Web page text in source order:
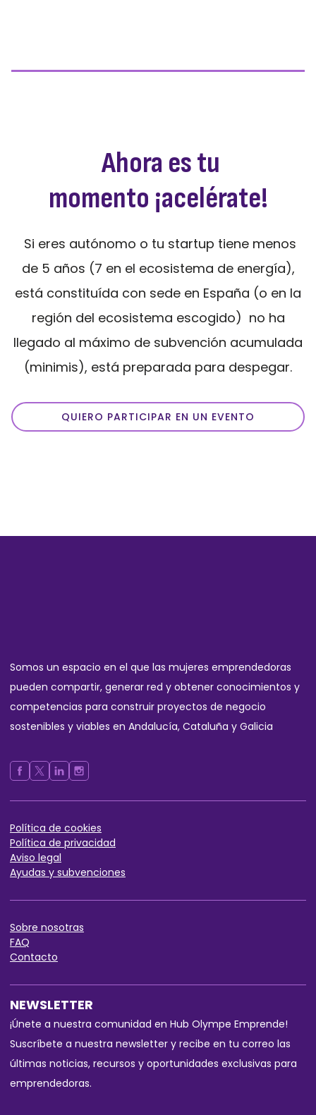
Ahora es tu
momento ¡acelérate!
Si eres autónomo o tu startup tiene menos
de 5 años (7 en el ecosistema de energía),
está constituída con sede en España (o en la
región del ecosistema escogido) no ha
llegado al máximo de subvención acumulada
(minimis), está preparada para despegar.
QUIERO PARTICIPAR EN UN EVENTO
Somos un espacio en el que las mujeres emprendedoras
pueden compartir, generar red y obtener conocimientos y
competencias para construir proyectos de negocio
sostenibles y viables en Andalucía, Cataluña y Galicia
Política de cookies
Política de privacidad
Aviso legal
Ayudas y subvenciones
Sobre nosotras
FAQ
Contacto
NEWSLETTER
¡Únete a nuestra comunidad en Hub Olympe Emprende!
Suscríbete a nuestra newsletter y recibe en tu correo las
últimas noticias, recursos y oportunidades exclusivas para
emprendedoras.